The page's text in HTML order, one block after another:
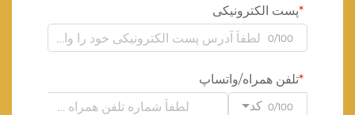
پست الکترونیکی
0/100
تلفن همراه/واتساپ
کد 0/100